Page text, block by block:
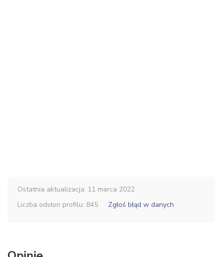
Ostatnia aktualizacja: 11 marca 2022
Liczba odsłon profilu: 845
Zgłoś błąd w danych